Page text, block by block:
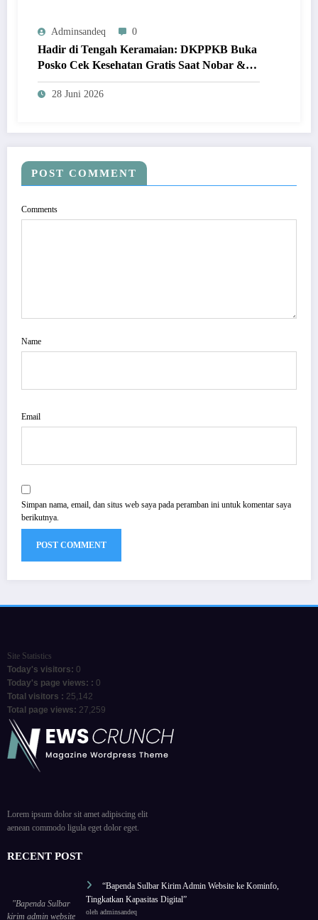
Adminsandeq 0
Hadir di Tengah Keramaian: DKPPKB Buka
Posko Cek Kesehatan Gratis Saat Nobar &
Festival UMKM
28 Juni 2026
POST COMMENT
Comments
Name
Email
Simpan nama, email, dan situs web saya pada peramban ini untuk komentar saya
berikutnya.
Site Statistics
Today's visitors: 0
Today's page views: : 0
Total visitors : 25,142
Total page views: 27,259
Lorem ipsum dolor sit amet adipiscing elit
aenean commodo ligula eget dolor eget.
RECENT POST
"Bapenda Sulbar
kirim admin website
“Bapenda Sulbar Kirim Admin Website ke Kominfo,
Tingkatkan Kapasitas Digital”
oleh adminsandeq